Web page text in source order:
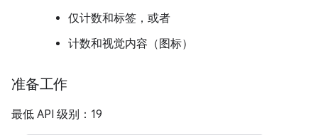
仅计数和标签，或者
计数和视觉内容（图标）
准备工作
最低 API 级别：19